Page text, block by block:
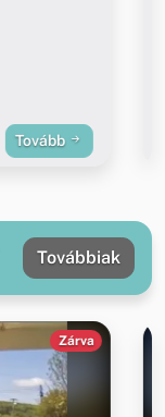
Tovább
Továbbiak
Zárva